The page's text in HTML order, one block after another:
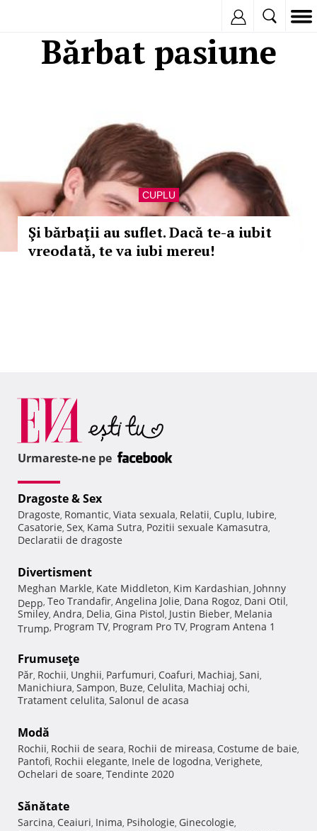
Bărbat pasiune
CUPLU
Şi bărbaţii au suflet. Dacă te-a iubit
vreodată, te va iubi mereu!
Urmareste-ne pe
Dragoste & Sex
Dragoste, Romantic, Viata sexuala, Relatii, Cuplu, Iubire,
Casatorie, Sex, Kama Sutra, Pozitii sexuale Kamasutra,
Declaratii de dragoste
Divertisment
Meghan Markle, Kate Middleton, Kim Kardashian, Johnny
Depp, Teo Trandafir, Angelina Jolie, Dana Rogoz, Dani Otil,
Smiley, Andra, Delia, Gina Pistol, Justin Bieber, Melania
Trump, Program TV, Program Pro TV, Program Antena 1
Frumuseţe
Păr, Rochii, Unghii, Parfumuri, Coafuri, Machiaj, Sani,
Manichiura, Sampon, Buze, Celulita, Machiaj ochi,
Tratament celulita, Salonul de acasa
Modă
Rochii, Rochii de seara, Rochii de mireasa, Costume de baie,
Pantofi, Rochii elegante, Inele de logodna, Verighete,
Ochelari de soare, Tendinte 2020
Sănătate
Sarcina, Ceaiuri, Inima, Psihologie, Ginecologie,